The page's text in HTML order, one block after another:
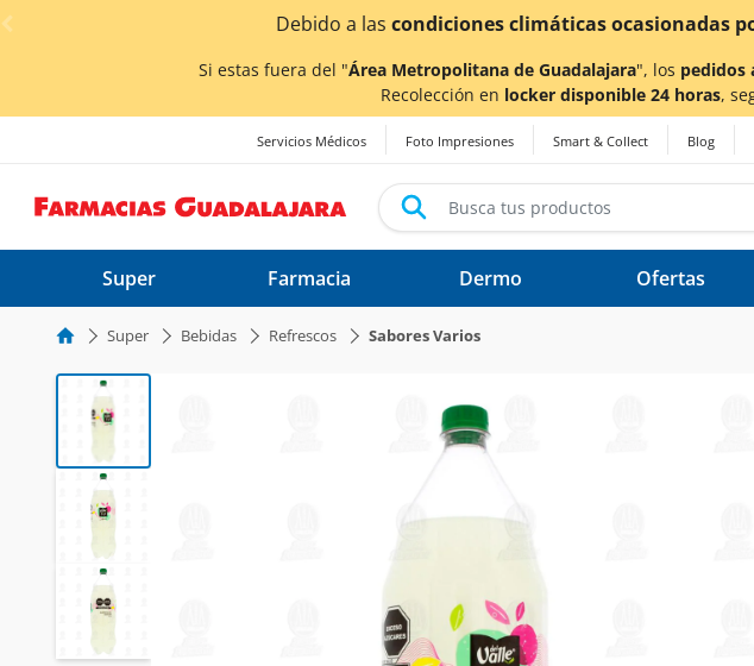
< div class="carousel-inner"> condiciones climáticas ocasionadas por las lluvias,
Si estas fuera del "Área Metropolitana de Guadalajara", los pedidos
Recolección en locker disponible 24 horas,
Servicios Médicos Foto Impresiones Smart & Collect Blog
Super Farmacia Dermo Ofertas
Super Bebidas Refrescos Sabores Varios